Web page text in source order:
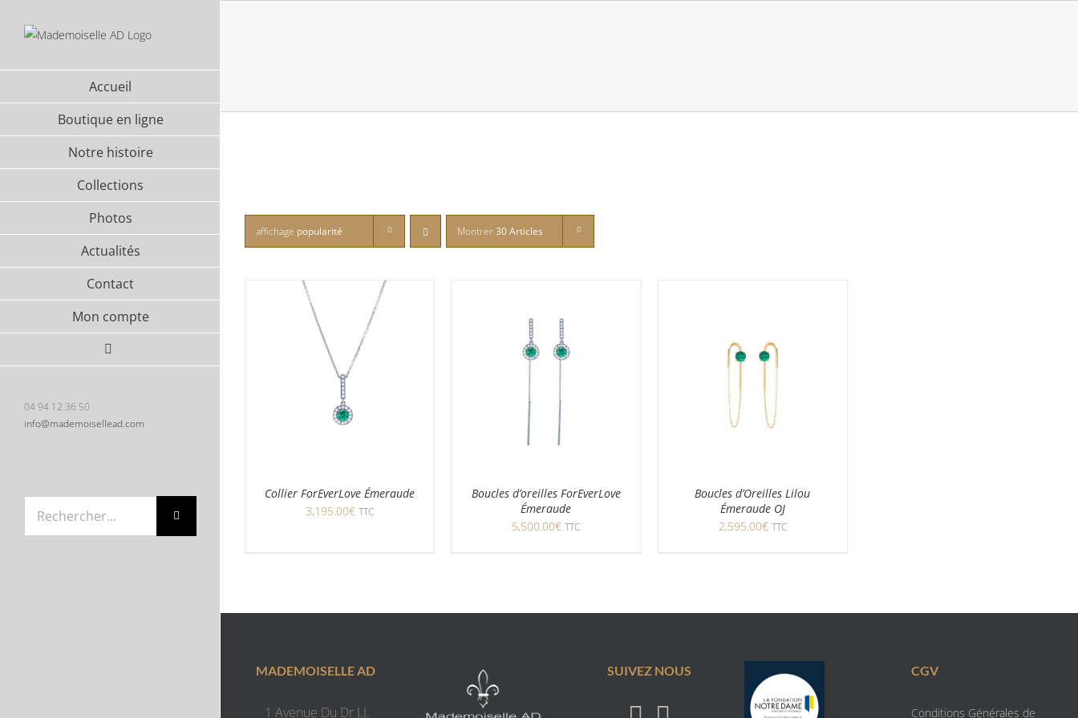
Accueil
Boutique en ligne
Notre histoire
Collections
Photos
Actualités
Contact
Mon compte
04 94 12 36 50
info@mademoisellead.com
affichage popularité Montrer30 Articles
Collier ForEverLove Émeraude
3,195.00€ TTC
Boucles d’oreilles ForEverLove
Émeraude
5,500.00€ TTC
Boucles d’Oreilles Lilou
Émeraude OJ
2,595.00€ TTC
MADEMOISELLE AD
1 Avenue Du Dr J.J.
SUIVEZ NOUS CGV
Conditions Générales de